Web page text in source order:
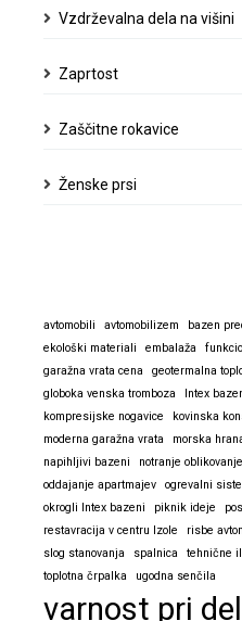
Vzdrževalna dela na višini
Zaprtost
Zaščitne rokavice
Ženske prsi
avtomobili avtomobilizem bazen
ekološki materiali
embalaža
garažna vrata cena
geotermalna
globoka venska tromboza
Intex
kompresijske nogavice
kovinska
moderna garažna vrata
morska
napihljivi bazeni
notranje oblikovanje
oddajanje apartmajev
ogrevalni
okrogli Intex bazeni
piknik ideje pos
restavracija v centru Izole
risbe
slog stanovanja
spalnica tehnične
toplotna črpalka
ugodna senčila
varnost pri